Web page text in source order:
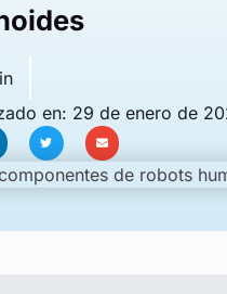
en: 29 de enero de